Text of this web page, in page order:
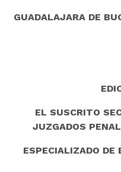
GUADALAJARA DE
EL SUSCRITO
JUZGADOS
ESPECIALIZADO DE